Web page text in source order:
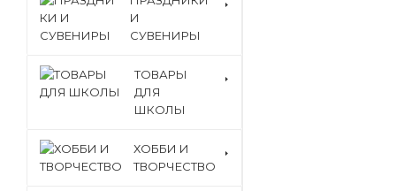
И
СУВЕНИРЫ
ТОВАРЫ
ДЛЯ
ШКОЛЫ
ХОББИ И
ТВОРЧЕСТВО